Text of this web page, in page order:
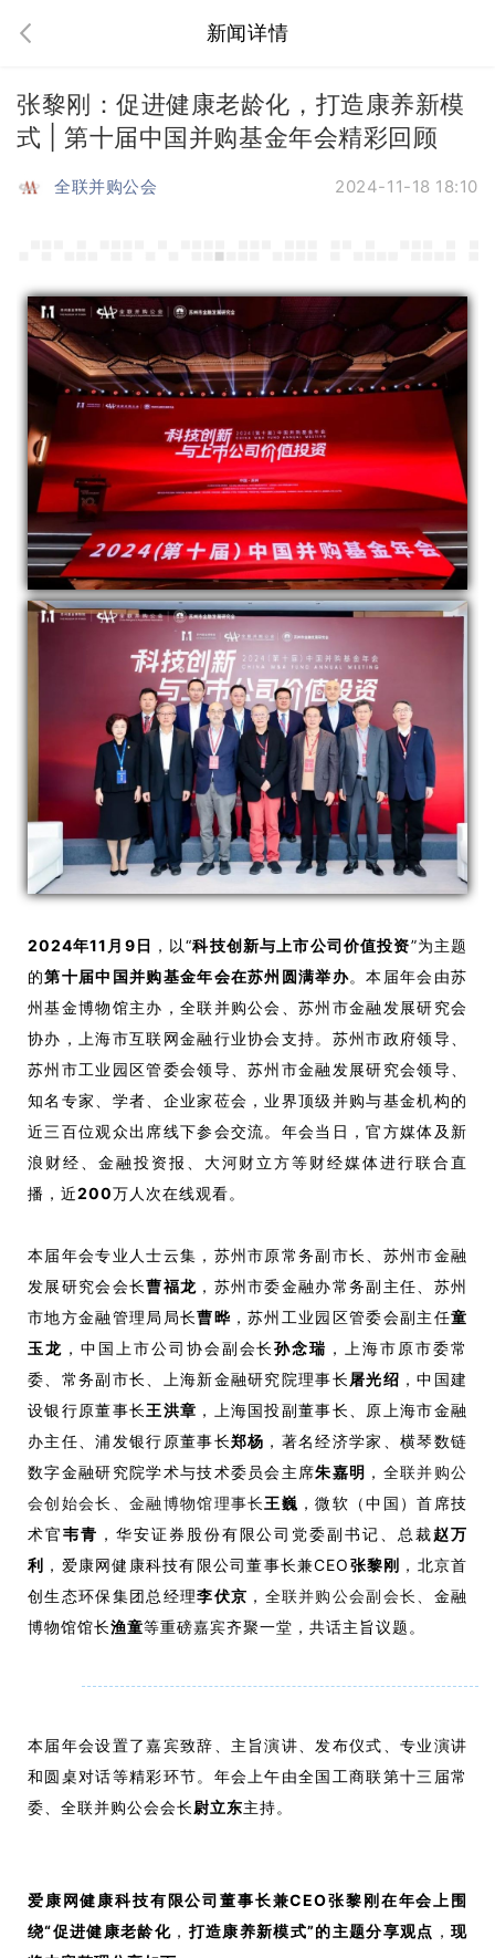
新闻详情
张黎刚：促进健康老龄化，打造康养新模
式 | 第十届中国并购基金年会精彩回顾
全联并购公会 2024-11-18 18:10
2024年11月9日 ，以“科技创新与上市公司价值投资”为主题
的第十届中国并购基金年会在苏州圆满举办。本届年会由苏
州基金博物馆主办，全联并购公会、苏州市金融发展研究会
协办，上海市互联网金融行业协会支持。苏州市政府领导、
苏州市工业园区管委会领导、苏州市金融发展研究会领导、
知名专家、学者、企业家莅会，业界顶级并购与基金机构的
近三百位观众出席线下参会交流。年会当日，官方媒体及新
浪财经、金融投资报、大河财立方等财经媒体进行联合直
播，近200万人次在线观看。
本届年会专业人士云集，苏州市原常务副市长、苏州市金融
发展研究会会长曹福龙 ，苏州市委金融办常务副主任、苏州
市地方金融管理局局长曹晔 ，苏州工业园区管委会副主任童
玉龙 ，中国上市公司协会副会长孙念瑞 ，上海市原市委常
委、常务副市长、上海新金融研究院理事长 屠光绍 ，中国建
设银行原董事长王洪章 ，上海国投副董事长、原上海市金融
办主任、浦发银行原董事长郑杨 ，著名经济学家、横琴数链
数字金融研究院学术与技术委员会主席朱嘉明 ， 全联并购公
会创始会长、金融博物馆理事长王巍 ，微软（中国）首席技
术官韦青 ，华安证券股份有限公司党委副书记、总裁赵万
利 ，爱康网健康科技有限公司董事长兼CEO张黎刚 ，北京首
创生态环保集团总经理李伏京 ， 全联并购公会副会长、 金融
博物馆馆长渔童等重磅嘉宾齐聚一堂，共话主旨议题。
本届年会设置了嘉宾致辞、主旨演讲、发布仪式、专业演讲
和圆桌对话等精彩环节。年会上午由全国工商联第十三届常
委、全联并购公会会长尉立东主持。
爱康网健康科技有限公司董事长兼CEO张黎刚在年会上围
绕“促进健康老龄化 ， 打造康养新模式”的主题分享观点 ，现